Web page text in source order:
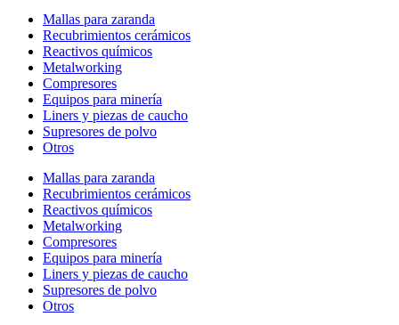
Mallas para zaranda
Recubrimientos cerámicos
Reactivos químicos
Metalworking
Compresores
Equipos para minería
Liners y piezas de caucho
Supresores de polvo
Otros
Mallas para zaranda
Recubrimientos cerámicos
Reactivos químicos
Metalworking
Compresores
Equipos para minería
Liners y piezas de caucho
Supresores de polvo
Otros